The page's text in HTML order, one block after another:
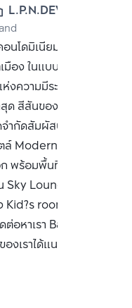
L.P.N.DEVELOPMENT
PUBLIC CO.,
LTD.
โดมิเนียมระดับ
อง ในแบบที่คุณค้นหา
วามมีระดับใจกลาง
สีสันของกรุงเทพฯ ที่
กัดสัมผัสบรรยากาศ
Modern Luxury ที่
พร้อมพื้นที่ส่วนกลาง
Lounge, สระว่าย
room ซื้อ ขาย
อหาเรา Bangkok
ราได้แนะนำคอนโดให้